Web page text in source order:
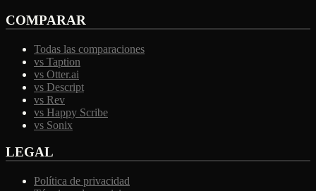
COMPARAR
Todas las comparaciones
vs Taption
vs Otter.ai
vs Descript
vs Rev
vs Happy Scribe
vs Sonix
LEGAL
Política de privacidad